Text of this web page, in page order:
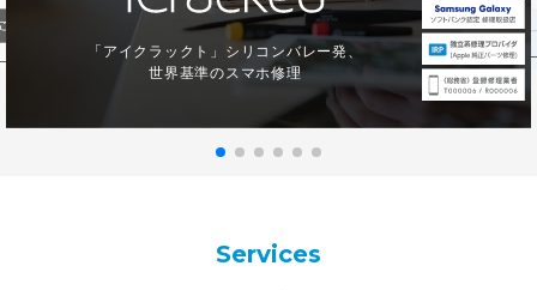
「アイクラックト」シリコンバレー発、
世界基準のスマホ修理
Services